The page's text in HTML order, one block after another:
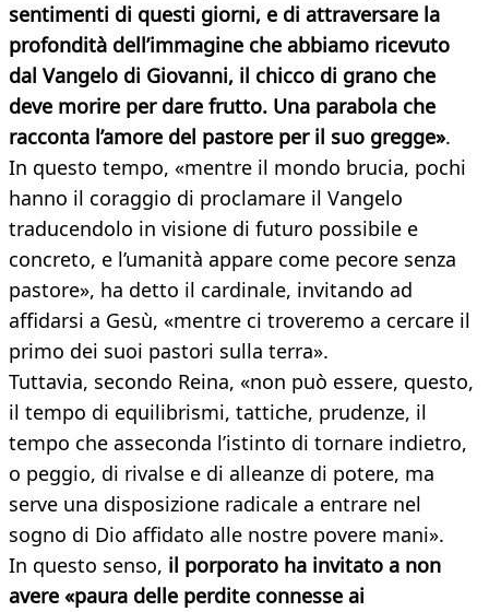
sentimenti di questi giorni, e di attraversare la
profondità dell’immagine che abbiamo ricevuto
dal Vangelo di Giovanni, il chicco di grano che
deve morire per dare frutto. Una parabola che
racconta l’amore del pastore per il suo gregge».
In questo tempo, «mentre il mondo brucia, pochi
hanno il coraggio di proclamare il Vangelo
traducendolo in visione di futuro possibile e
concreto, e l’umanità appare come pecore senza
pastore», ha detto il cardinale, invitando ad
affidarsi a Gesù, «mentre ci troveremo a cercare il
primo dei suoi pastori sulla terra».
Tuttavia, secondo Reina, «non può essere, questo,
il tempo di equilibrismi, tattiche, prudenze, il
tempo che asseconda l’istinto di tornare indietro,
o peggio, di rivalse e di alleanze di potere, ma
serve una disposizione radicale a entrare nel
sogno di Dio affidato alle nostre povere mani».
In questo senso, il porporato ha invitato a non
avere «paura delle perdite connesse ai